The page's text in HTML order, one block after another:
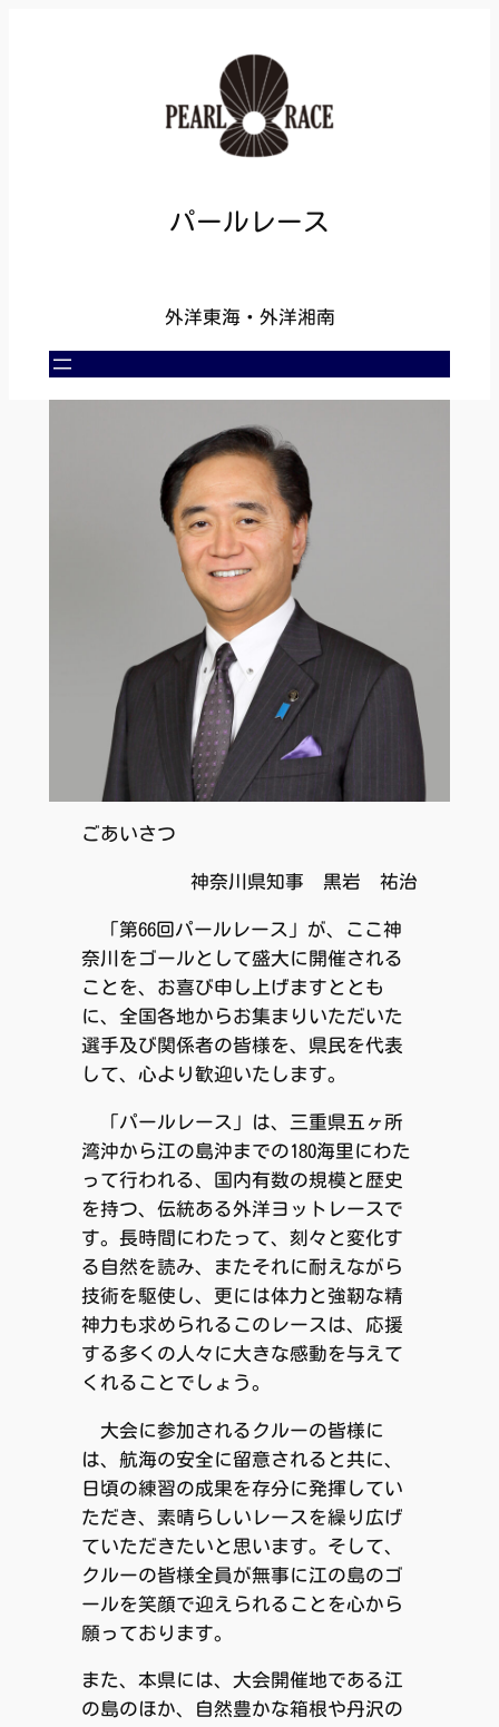
パールレース
外洋東海・外洋湘南
ごあいさつ
神奈川県知事 黒岩 祐治
「第66回パールレース」が、ここ神
奈川をゴールとして盛大に開催される
ことを、お喜び申し上げますととも
に、全国各地からお集まりいただいた
選手及び関係者の皆様を、県民を代表
して、心より歓迎いたします。
「パールレース」は、三重県五ヶ所
湾沖から江の島沖までの180海里にわた
って行われる、国内有数の規模と歴史
を持つ、伝統ある外洋ヨットレースで
す。長時間にわたって、刻々と変化す
る自然を読み、またそれに耐えながら
技術を駆使し、更には体力と強靭な精
神力も求められるこのレースは、応援
する多くの人々に大きな感動を与えて
くれることでしょう。
大会に参加されるクルーの皆様に
は、航海の安全に留意されると共に、
日頃の練習の成果を存分に発揮してい
ただき、素晴らしいレースを繰り広げ
ていただきたいと思います。そして、
クルーの皆様全員が無事に江の島のゴ
ールを笑顔で迎えられることを心から
願っております。
また、本県には、大会開催地である江
の島のほか、自然豊かな箱根や丹沢の